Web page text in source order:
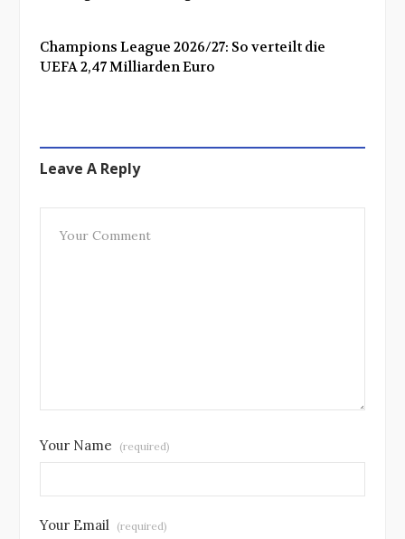
Champions League 2026/27: So verteilt die
UEFA 2,47 Milliarden Euro
Leave A Reply
Your Name (required)
Your Email (required)